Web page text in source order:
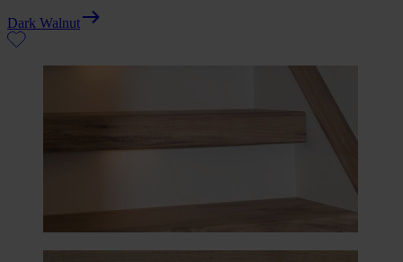
Dark Walnut